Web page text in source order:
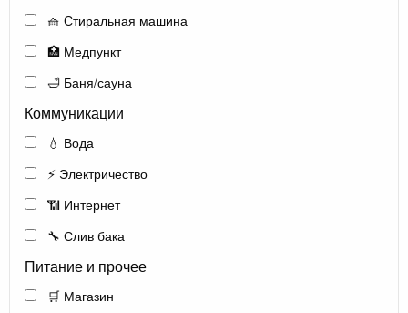
🧺 Стиральная машина
🏥 Медпункт
🛁 Баня/сауна
Коммуникации
💧 Вода
⚡ Электричество
📶 Интернет
🔧 Слив бака
Питание и прочее
🛒 Магазин